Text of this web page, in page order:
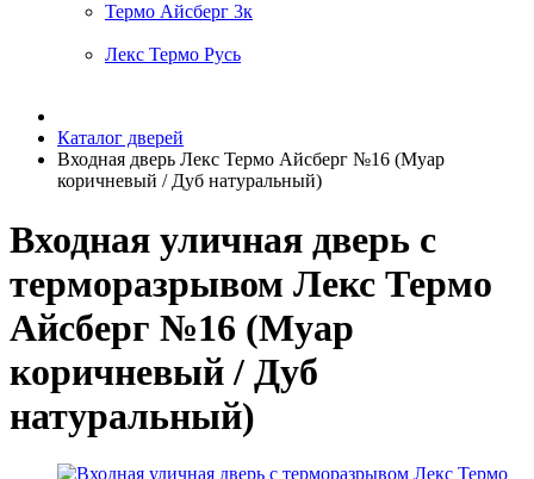
Термо Айсберг 3к
Лекс Термо Русь
Каталог дверей
Входная дверь Лекс Термо Айсберг №16 (Муар
коричневый / Дуб натуральный)
Входная уличная дверь с
терморазрывом Лекс Термо
Айсберг №16 (Муар
коричневый / Дуб
натуральный)